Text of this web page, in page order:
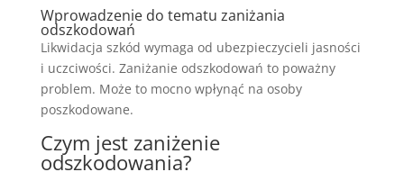
Wprowadzenie do tematu zaniżania
odszkodowań
Likwidacja szkód wymaga od ubezpieczycieli jasności
i uczciwości. Zaniżanie odszkodowań to poważny
problem. Może to mocno wpłynąć na osoby
poszkodowane.
Czym jest zaniżenie
odszkodowania?